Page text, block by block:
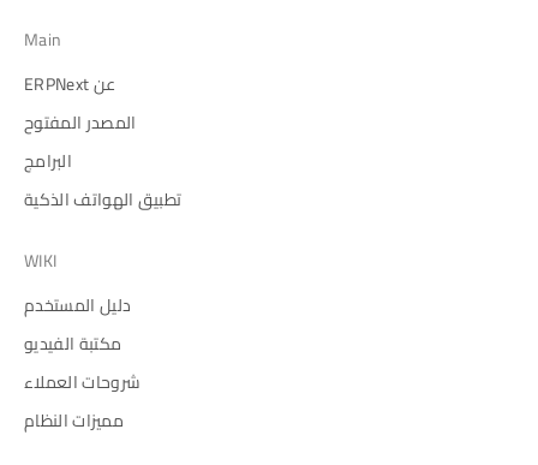
Main
عن ERPNext
المصدر المفتوح
البرامج
تطبيق الهواتف الذكية
WIKI
دليل المستخدم
مكتبة الفيديو
شروحات العملاء
مميزات النظام